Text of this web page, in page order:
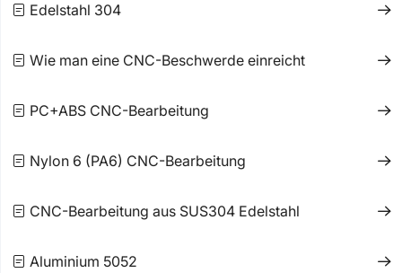
Edelstahl 304
Wie man eine CNC-Beschwerde einreicht
PC+ABS CNC-Bearbeitung
Nylon 6 (PA6) CNC-Bearbeitung
CNC-Bearbeitung aus SUS304 Edelstahl
Aluminium 5052